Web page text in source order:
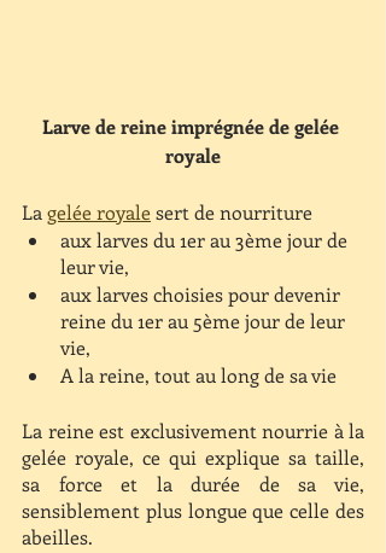
Larve de reine imprégnée de gelée
royale
La gelée royale sert de nourriture
aux larves du 1er au 3ème jour de
leur vie,
aux larves choisies pour devenir
reine du 1er au 5ème jour de leur
vie,
A la reine, tout au long de sa vie
La reine est exclusivement nourrie à la
gelée royale, ce qui explique sa taille,
sa force et la durée de sa vie,
sensiblement plus longue que celle des
abeilles.